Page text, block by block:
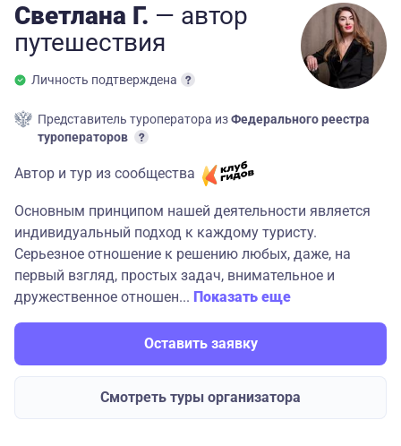
Светлана Г. — автор
путешествия
Личность подтверждена
Представитель туроператора изФедерального реестра
туроператоров
Автор и тур из сообщества
Основным принципом нашей деятельности является
индивидуальный подход к каждому туристу.
Серьезное отношение к решению любых, даже, на
первый взгляд, простых задач, внимательное и
дружественное отношен... Показать еще
Оставить заявку
Смотреть туры организатора